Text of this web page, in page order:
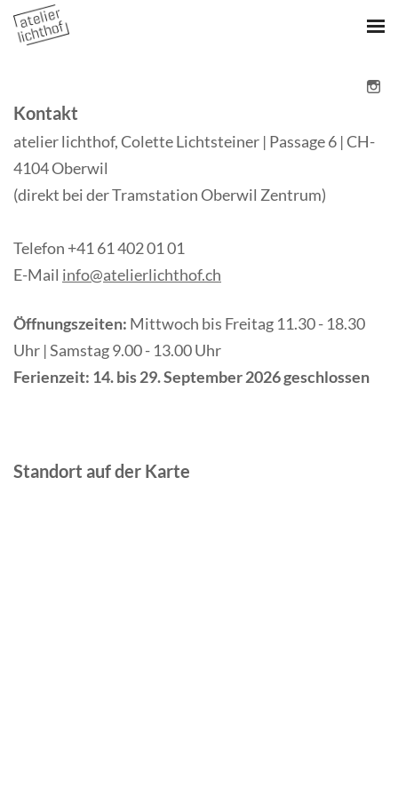
Kontakt
atelier lichthof, Colette Lichtsteiner | Passage 6 | CH-
4104 Oberwil
(direkt bei der Tramstation Oberwil Zentrum)
Telefon +41 61 402 01 01
E-Mail info@atelierlichthof.ch
Öffnungszeiten: Mittwoch bis Freitag 11.30 - 18.30
Uhr | Samstag 9.00 - 13.00 Uhr
​Ferienzeit: ​14. bis 29. September 2026 geschlossen
Standort auf der Karte